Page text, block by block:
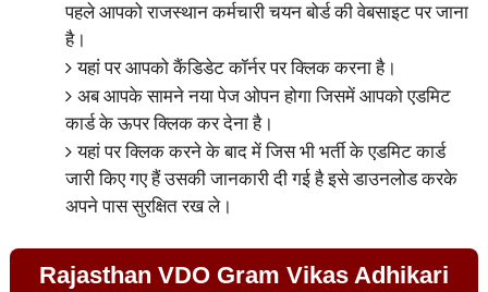
पहले आपको राजस्थान कर्मचारी चयन बोर्ड की वेबसाइट पर जाना
है।
यहां पर आपको कैंडिडेट कॉर्नर पर क्लिक करना है।
अब आपके सामने नया पेज ओपन होगा जिसमें आपको एडमिट
कार्ड के ऊपर क्लिक कर देना है।
यहां पर क्लिक करने के बाद में जिस भी भर्ती के एडमिट कार्ड
जारी किए गए हैं उसकी जानकारी दी गई है इसे डाउनलोड करके
अपने पास सुरक्षित रख ले।
Rajasthan VDO Gram Vikas Adhikari